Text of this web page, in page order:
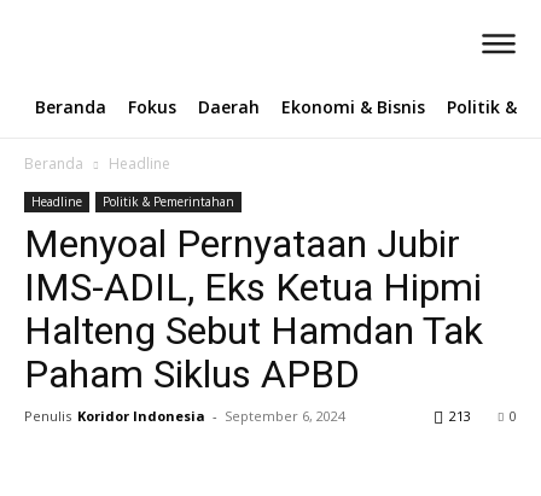
Beranda Fokus Daerah Ekonomi & Bisnis Politik &
Beranda Headline
Headline Politik & Pemerintahan
Menyoal Pernyataan Jubir
IMS-ADIL, Eks Ketua Hipmi
Halteng Sebut Hamdan Tak
Paham Siklus APBD
Penulis Koridor Indonesia - September 6, 2024 0
213